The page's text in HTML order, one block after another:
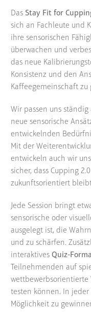
Das Stay Fit for
sich an Fachleute und
ihre sensorischen
überwachen und
das neue
Konsistenz und den
Kaffeegemeinschaft zu
Wir passen uns ständig
neue sensorische
entwickelnden
Mit der
entwickeln auch wir
sicher, dass Cupping
zukunftsorientiert
Jede Session bringt
sensorische oder
ausgelegt ist, die
und zu schärfen.
interaktives Quiz-
Teilnehmenden auf
wettbewerbsorientierte
testen können. In jeder
Möglichkeit zu